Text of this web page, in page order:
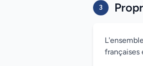
3
françaises